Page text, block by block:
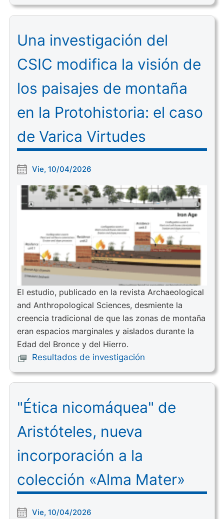
Una investigación del
CSIC modifica la visión de
los paisajes de montaña
en la Protohistoria: el caso
de Varica Virtudes
Vie, 10/04/2026
El estudio, publicado en la revista Archaeological
and Anthropological Sciences, desmiente la
creencia tradicional de que las zonas de montaña
eran espacios marginales y aislados durante la
Edad del Bronce y del Hierro.
Resultados de investigación
"Ética nicomáquea" de
Aristóteles, nueva
incorporación a la
colección «Alma Mater»
Vie, 10/04/2026